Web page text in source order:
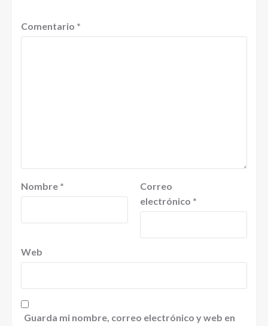
Comentario *
Nombre *
Correo
electrónico *
Web
Guarda mi nombre, correo electrónico y web en